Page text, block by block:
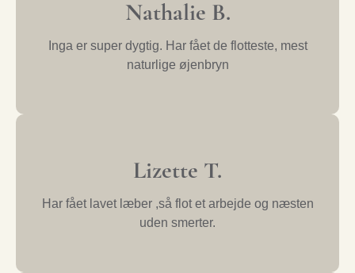
Nathalie B.
Inga er super dygtig. Har fået de flotteste, mest
naturlige øjenbryn
Lizette T.
Har fået lavet læber ,så flot et arbejde og næsten
uden smerter.